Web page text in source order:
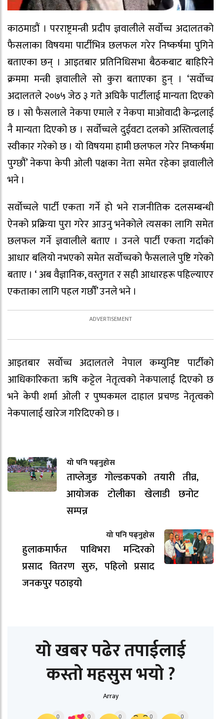
काठमाडौं । परराष्ट्रमन्त्री प्रदीप ज्ञवालीले सर्वोच्च अदालतको
फैसलाका विषयमा पार्टीभित्र छलफल गरेर निष्कर्षमा पुगिने
बताएका छन् । आइतबार प्रतिनिधिसभा बैठकबाट बाहिरिने
क्रममा मन्त्री ज्ञवालीले सो कुरा बताएका हुन् । ‘सर्वोच्च
अदालतले २०७५ जेठ ३ गते अघिकै पार्टीलाई मान्यता दिएको
छ । सो फैसलाले नेकपा एमाले र नेकपा माओवादी केन्द्रलाई
नै मान्यता दिएको छ । सर्वोच्चले दुईवटा दलको अस्तित्वलाई
स्वीकार गरेको छ । यो विषयमा हामी छलफल गरेर निष्कर्षमा
पुग्छौं’ नेकपा केपी ओली पक्षका नेता समेत रहेका ज्ञवालीले
भने ।
सर्वोच्चले पार्टी एकता गर्ने हो भने राजनीतिक दलसम्बन्धी
ऐनको प्रक्रिया पुरा गरेर आउनु भनेकोले त्यसका लागि समेत
छलफल गर्ने ज्ञवालीले बताए । उनले पार्टी एकता गर्दाको
आधार बलियो नभएको समेत सर्वोच्चको फैसलाले पुष्टि गरेको
बताए । ‘ अब वैज्ञानिक, वस्तुगत र सही आधारहरू पहिल्याएर
एकताका लागि पहल गर्छौं’ उनले भने ।
आइतबार सर्वाेच्च अदालतले नेपाल कम्युनिष्ट पार्टीको
आधिकारिकता ऋषि कट्टेल नेतृत्वको नेकपालाई दिएको छ
भने केपी शर्मा ओली र पुष्पकमल दाहाल प्रचण्ड नेतृत्वको
नेकपालाई खारेज गरिदिएको छ ।
यो पनि पढ्नुहोस
ताप्लेजुङ गोल्डकपको तयारी तीव्र,
आयोजक टोलीका खेलाडी छनोट
सम्पन्न
यो पनि पढ्नुहोस
हुलाकमार्फत पाथिभरा मन्दिरको
प्रसाद वितरण सुरु, पहिलो प्रसाद
जनकपुर पठाइयो
यो खबर पढेर तपाईलाई
कस्तो महसुस भयो ?
Array
0 0 0 0 0